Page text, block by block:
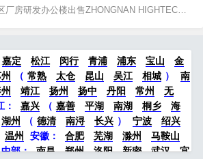
米出租，场地10000平方米，独门独院，交通
厂房研发办公楼出售ZHONGNAN HIGHTECH·
，区位优势愈发明显，项目高速、铁路、公路
八达助力企业发展。· 项目概况 ·项目占地面积
嘉定 松江 闵行 青浦 浦东 宝山
金
（ 常熟 太仓 昆山 吴江 相城 ）
南
靖江 扬州 扬中 丹阳 常州
无
： 嘉兴 （ 嘉善 平湖 南湖 桐乡
海
湖州 （ 德清 南浔 长兴 ） 宁波
绍兴
温州 安徽： 合肥 芜湖 滁州
马鞍山
部： 南昌 郑州 洛阳 新密 武汉
宜